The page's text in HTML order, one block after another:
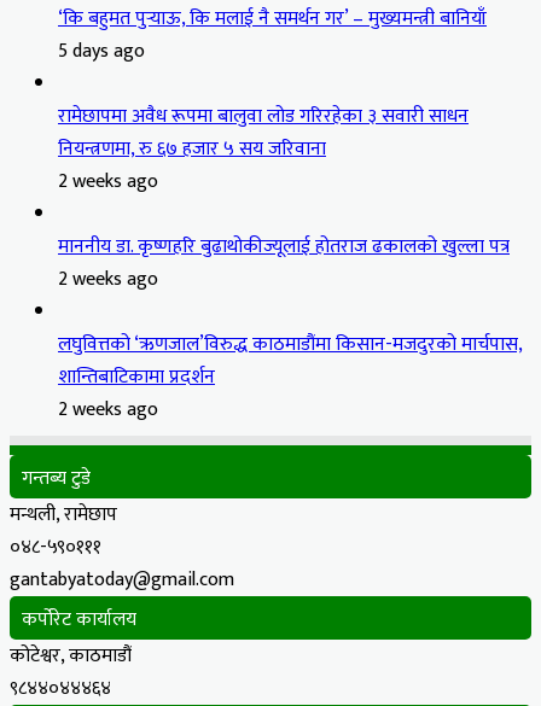
‘कि बहुमत पुर्‍याऊ, कि मलाई नै समर्थन गर’ – मुख्यमन्त्री बानियाँ
5 days ago
रामेछापमा अवैध रूपमा बालुवा लोड गरिरहेका ३ सवारी साधन
नियन्त्रणमा, रु ६७ हजार ५ सय जरिवाना
2 weeks ago
माननीय डा. कृष्णहरि बुढाथोकीज्यूलाई होतराज ढकालको खुल्ला पत्र
2 weeks ago
लघुवित्तको ‘ऋणजाल’विरुद्ध काठमाडौंमा किसान-मजदुरको मार्चपास,
शान्तिबाटिकामा प्रदर्शन
2 weeks ago
गन्तब्य टुडे
मन्थली, रामेछाप
०४८-५९०१११
gantabyatoday@gmail.com
कर्पोरेट कार्यालय
कोटेश्वर, काठमाडौं
९८४४०४४४६४